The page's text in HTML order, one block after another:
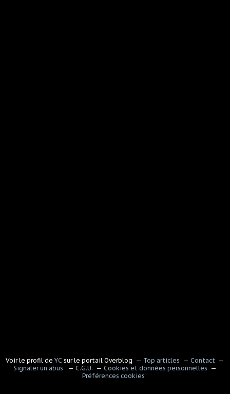
Voir le profil de YC sur le portail Overblog Top articles
Contact
Signaler un abus
C.G.U.
Cookies et données personnelles
Préférences cookies